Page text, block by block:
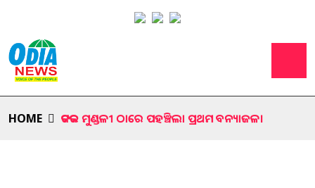
HOME କଟକର ମୁଣ୍ଡଳୀ ଠାରେ ପହଞ୍ଚିଲା ପ୍ରଥମ ବନ୍ୟାଜଳ।